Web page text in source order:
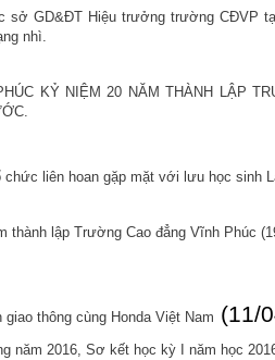
sở GD&ĐT Hiệu trưởng trường CĐVP
nhì.
KỶ NIỆM 20 NĂM THÀNH LẬP
liên hoan gặp mặt với lưu học sinh
lập Trường Cao đẳng Vĩnh Phúc
thông cùng Honda Việt Nam (11/
năm 2016, Sơ kết học kỳ I năm học